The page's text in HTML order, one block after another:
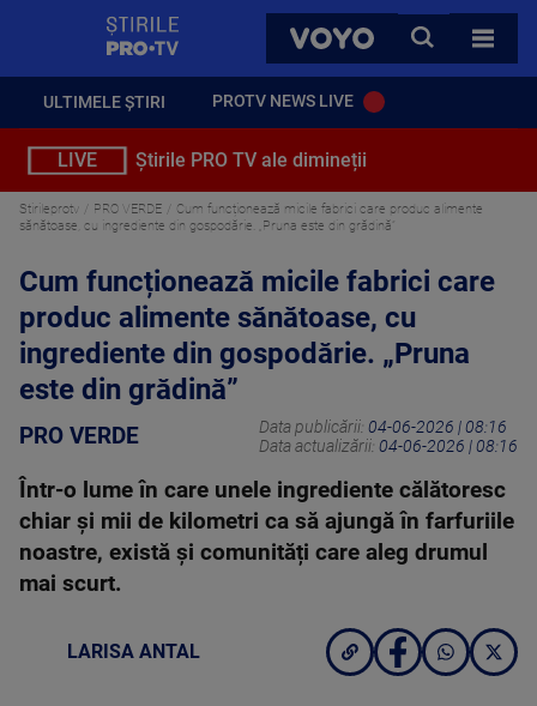
VOYO
CAUTA
TOATE
ULTIMELE ȘTIRI PROTV NEWS LIVE
LIVE Știrile PRO TV ale dimineții
Stirileprotv PRO VERDE
Cum funcționează micile fabrici care produc alimente
sănătoase, cu ingrediente din gospodărie. „Pruna este din grădină”
Cum funcționează micile fabrici care
produc alimente sănătoase, cu
ingrediente din gospodărie. „Pruna
este din grădină”
PRO VERDE Data publicării: 04-06-2026 | 08:16
Data actualizării: 04-06-2026 | 08:16
Într-o lume în care unele ingrediente călătoresc
chiar și mii de kilometri ca să ajungă în farfuriile
noastre, există și comunități care aleg drumul
mai scurt.
LARISA ANTAL